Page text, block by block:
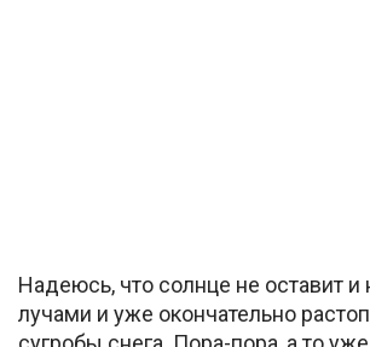
Надеюсь, что солнце не оставит и
лучами и уже окончательно